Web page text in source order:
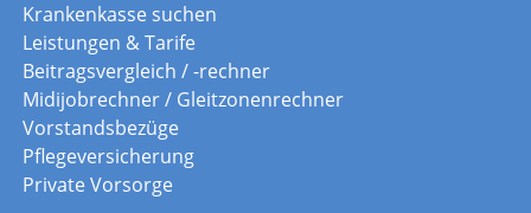
Krankenkasse suchen
Leistungen & Tarife
Beitragsvergleich / -rechner
Midijobrechner / Gleitzonenrechner
Vorstandsbezüge
Pflegeversicherung
Private Vorsorge